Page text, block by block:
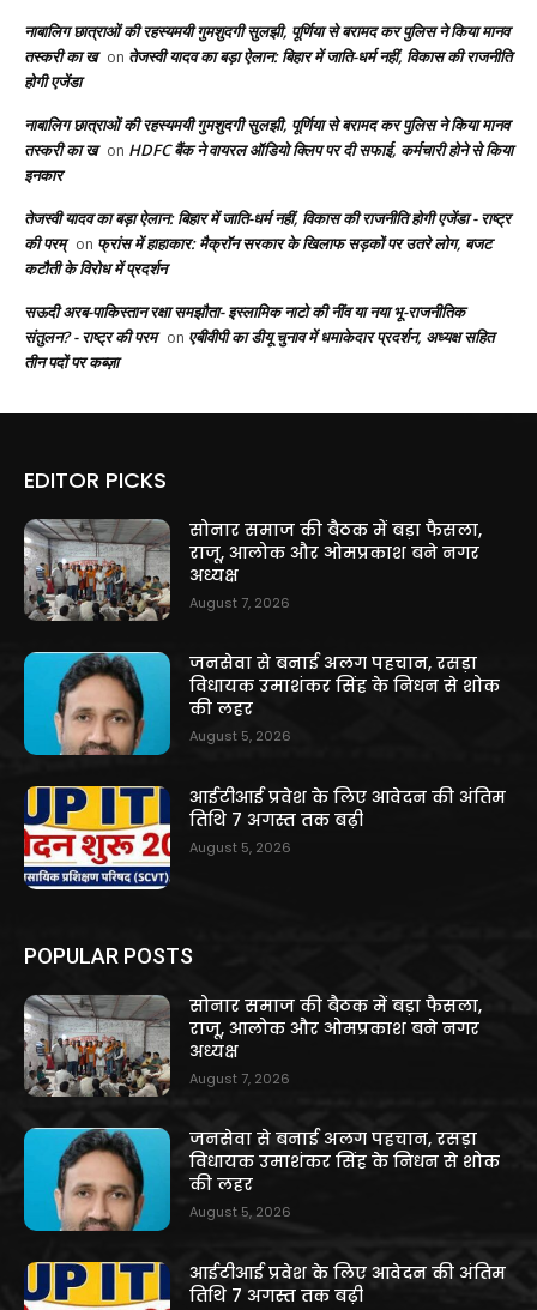
नाबालिग छात्राओं की रहस्यमयी गुमशुदगी सुलझी, पूर्णिया से बरामद कर पुलिस ने किया मानव
तस्करी का ख on तेजस्वी यादव का बड़ा ऐलान: बिहार में जाति-धर्म नहीं, विकास की राजनीति
होगी एजेंडा
नाबालिग छात्राओं की रहस्यमयी गुमशुदगी सुलझी, पूर्णिया से बरामद कर पुलिस ने किया मानव
तस्करी का ख on HDFC बैंक ने वायरल ऑडियो क्लिप पर दी सफाई, कर्मचारी होने से किया
इनकार
तेजस्वी यादव का बड़ा ऐलान: बिहार में जाति-धर्म नहीं, विकास की राजनीति होगी एजेंडा - राष्ट्र
की परम् on फ्रांस में हाहाकार: मैक्रॉन सरकार के खिलाफ सड़कों पर उतरे लोग, बजट
कटौती के विरोध में प्रदर्शन
सऊदी अरब-पाकिस्तान रक्षा समझौता- इस्लामिक नाटो की नींव या नया भू-राजनीतिक
संतुलन? - राष्ट्र की परम on एबीवीपी का डीयू चुनाव में धमाकेदार प्रदर्शन, अध्यक्ष सहित
तीन पदों पर कब्ज़ा
EDITOR PICKS
सोनार समाज की बैठक में बड़ा फैसला,
राजू, आलोक और ओमप्रकाश बने नगर
अध्यक्ष
August 7, 2026
जनसेवा से बनाई अलग पहचान, रसड़ा
विधायक उमाशंकर सिंह के निधन से शोक
की लहर
August 5, 2026
आईटीआई प्रवेश के लिए आवेदन की अंतिम
तिथि 7 अगस्त तक बढ़ी
August 5, 2026
POPULAR POSTS
सोनार समाज की बैठक में बड़ा फैसला,
राजू, आलोक और ओमप्रकाश बने नगर
अध्यक्ष
August 7, 2026
जनसेवा से बनाई अलग पहचान, रसड़ा
विधायक उमाशंकर सिंह के निधन से शोक
की लहर
August 5, 2026
आईटीआई प्रवेश के लिए आवेदन की अंतिम
तिथि 7 अगस्त तक बढ़ी